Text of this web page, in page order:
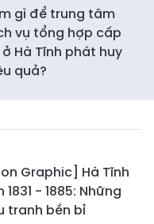
gì để trung tâm
vụ tổng hợp cấp
Hà Tĩnh phát huy
quả?
Graphic] Hà Tĩnh
- 1885: Những
tranh bền bỉ